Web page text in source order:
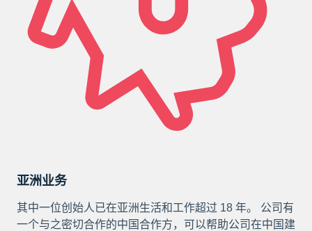
亚洲业务
其中一位创始人已在亚洲生活和工作超过 18 年。 公司有
一个与之密切合作的中国合作方，可以帮助公司在中国建